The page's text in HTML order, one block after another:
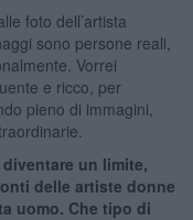
foto dell’artista
sono persone reali,
Vorrei
e ricco, per
pieno di immagini,
un limite,
delle artiste donne
uomo. Che tipo di